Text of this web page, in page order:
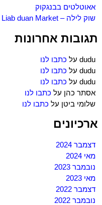
אאוטלטים בבנגקוק
שוק לילה – Liab duan Market – בבנגקוק
תגובות אחרונות
dudu על כתבו לנו
dudu על כתבו לנו
dudu על כתבו לנו
אסתר כהן על כתבו לנו
שלומי ביטן על כתבו לנו
ארכיונים
דצמבר 2024
מאי 2024
נובמבר 2023
מאי 2023
דצמבר 2022
נובמבר 2022